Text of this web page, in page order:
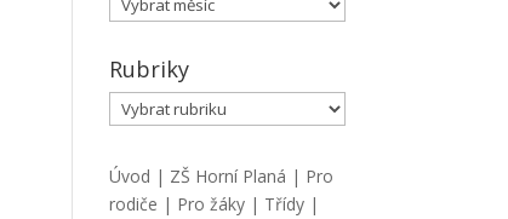
Rubriky
Rubriky
Úvod | ZŠ Horní Planá | Pro
rodiče | Pro žáky | Třídy |